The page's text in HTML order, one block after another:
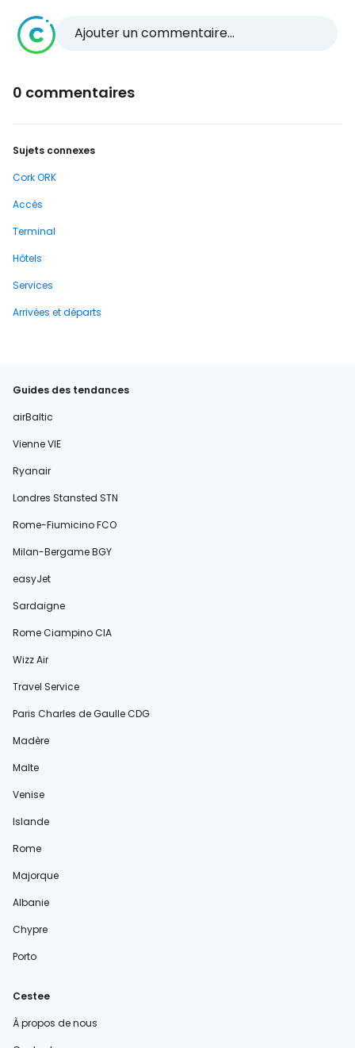
Ajouter un commentaire...
0 commentaires
Sujets connexes
Cork ORK
Accès
Terminal
Hôtels
Services
Arrivées et départs
Guides des tendances
airBaltic
Vienne VIE
Ryanair
Londres Stansted STN
Rome-Fiumicino FCO
Milan-Bergame BGY
easyJet
Sardaigne
Rome Ciampino CIA
Wizz Air
Travel Service
Paris Charles de Gaulle CDG
Madère
Malte
Venise
Islande
Rome
Majorque
Albanie
Chypre
Porto
Cestee
À propos de nous